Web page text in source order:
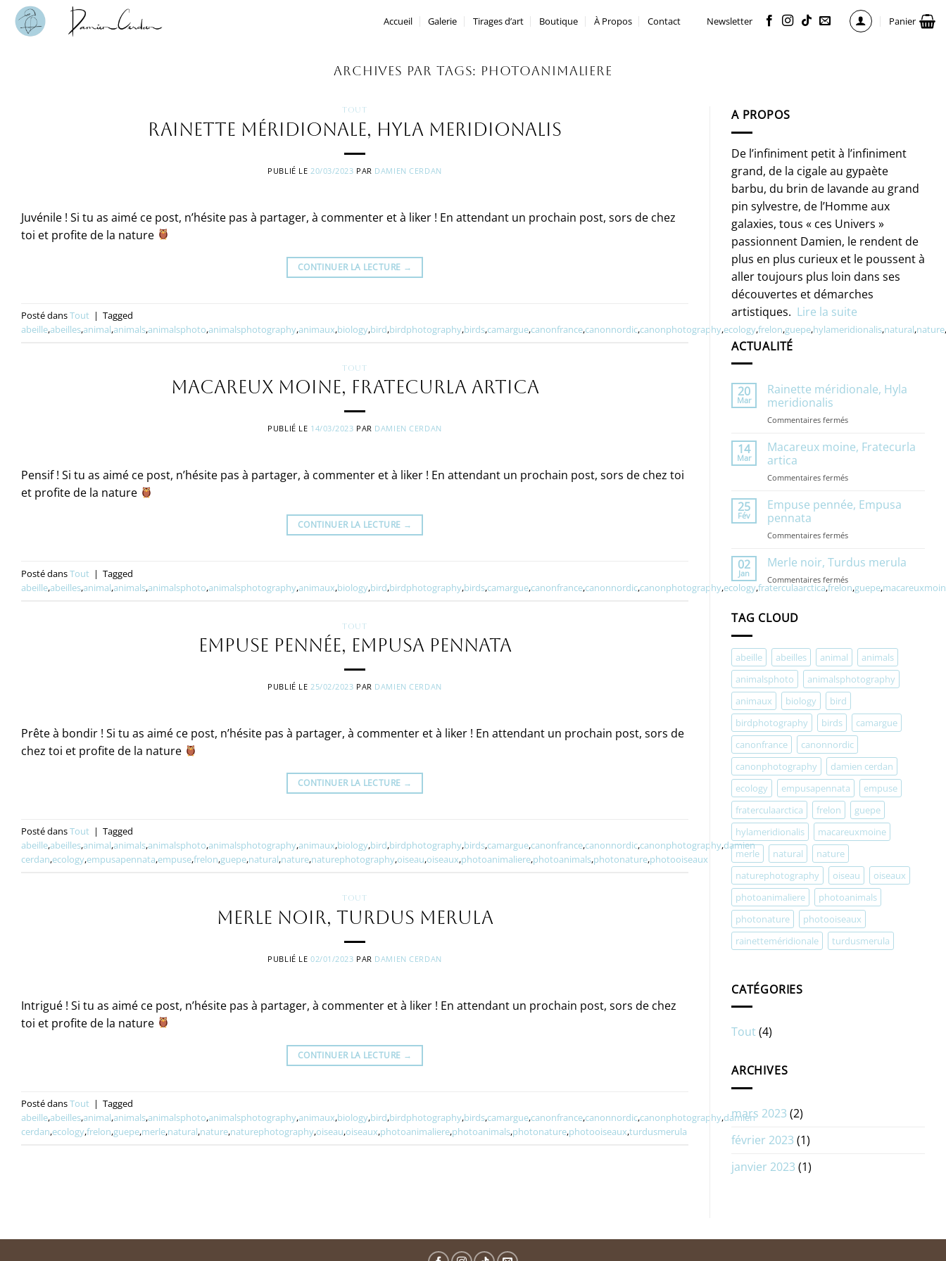
Passer
Accueil Galerie Tirages d’art Boutique À Propos Contact Newsletter Panier
ARCHIVES PAR TAGS: PHOTOANIMALIERE
TOUT
Rainette méridionale, Hyla meridionalis
PUBLIÉ LE 20/03/2023 PAR DAMIEN CERDAN
Juvénile ! Si tu as aimé ce post, n’hésite pas à partager, à commenter et à liker ! En attendant un prochain post, sors de chez
toi et profite de la nature
CONTINUER LA LECTURE →
Posté dansTout | Tagged
abeille,abeilles,animal,animals,animalsphoto,animalsphotography,animaux,biology,bird,birdphotography,birds,camargue,canonfrance,canonnordic,canonphotography,ecology,frelon,guepe,hylameridionalis,natural,nature,
TOUT
Macareux moine, Fratecurla artica
PUBLIÉ LE 14/03/2023 PAR DAMIEN CERDAN
Pensif ! Si tu as aimé ce post, n’hésite pas à partager, à commenter et à liker ! En attendant un prochain post, sors de chez toi
et profite de la nature
CONTINUER LA LECTURE →
Posté dansTout | Tagged
abeille,abeilles,animal,animals,animalsphoto,animalsphotography,animaux,biology,bird,birdphotography,birds,camargue,canonfrance,canonnordic,canonphotography,ecology,fraterculaarctica,frelon,guepe,
TOUT
Empuse pennée, Empusa pennata
PUBLIÉ LE 25/02/2023 PAR DAMIEN CERDAN
Prête à bondir ! Si tu as aimé ce post, n’hésite pas à partager, à commenter et à liker ! En attendant un prochain post, sors de
chez toi et profite de la nature
CONTINUER LA LECTURE →
Posté dansTout | Tagged
abeille,abeilles,animal,animals,animalsphoto,animalsphotography,animaux,biology,bird,birdphotography,birds,camargue,canonfrance,canonnordic,canonphotography,damien
cerdan,ecology,empusapennata,empuse,frelon,guepe,natural,nature,naturephotography,oiseau,oiseaux,photoanimaliere,photoanimals,photonature,photooiseaux
TOUT
Merle noir, Turdus merula
PUBLIÉ LE 02/01/2023 PAR DAMIEN CERDAN
Intrigué ! Si tu as aimé ce post, n’hésite pas à partager, à commenter et à liker ! En attendant un prochain post, sors de chez
toi et profite de la nature
CONTINUER LA LECTURE →
Posté dansTout | Tagged
abeille,abeilles,animal,animals,animalsphoto,animalsphotography,animaux,biology,bird,birdphotography,birds,camargue,canonfrance,canonnordic,canonphotography,damien
cerdan,ecology,frelon,guepe,merle,natural,nature,naturephotography,oiseau,oiseaux,photoanimaliere,photoanimals,photonature,photooiseaux,turdusmerula
A PROPOS
De l’infiniment petit à l’infiniment
grand, de la cigale au gypaète
barbu, du brin de lavande au grand
pin sylvestre, de l’Homme aux
galaxies, tous « ces Univers »
passionnent Damien, le rendent de
plus en plus curieux et le poussent à
aller toujours plus loin dans ses
découvertes et démarches
artistiques. Lire la suite
ACTUALITÉ
20
Mar
Rainette méridionale, Hyla
meridionalis
Commentaires ferméssur
méridionale,
Hyla
14
Mar
Macareux moine, Fratecurla
artica
Commentaires ferméssur
moine,
Fratecurla
25
Fév
Empuse pennée, Empusa
pennata
Commentaires ferméssur
pennée,
pennata
02
Jan
Merle noir, Turdus merula
Commentaires ferméssur
Merle
TAG CLOUD
abeille abeilles animal
animals
animalsphoto
animalsphotography
animaux
biology
bird
birdphotography
birds
camargue
canonfrance
canonnordic
canonphotography
damien cerdan
ecology
empusapennata
empuse
fraterculaarctica
frelon
guepe
hylameridionalis
macareuxmoine
merle
natural
nature
naturephotography
oiseau
oiseaux
photoanimaliere
photoanimals
photonature
photooiseaux
rainetteméridionale
turdusmerula
CATÉGORIES
Tout(4)
ARCHIVES
mars 2023 (2)
février 2023 (1)
janvier 2023 (1)